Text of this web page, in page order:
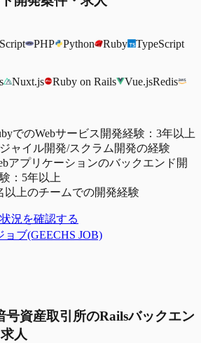
PHP Python Ruby TypeScript
Nuxt.js Ruby on Rails Vue.jsRedis
でのWebサービス開発経験：3年以上
ャイル開発/スクラム開発の経験
アプリケーションのバックエンド開
：5年以上
以上のチームでの開発経験
況を確認する
ョブ(GEECHS JOB)
号資産取引所のRailsバックエン
人